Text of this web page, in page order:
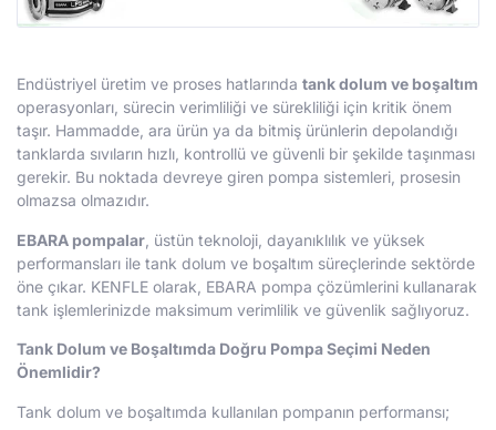
Endüstriyel üretim ve proses hatlarında tank dolum ve boşaltım
operasyonları, sürecin verimliliği ve sürekliliği için kritik önem
taşır. Hammadde, ara ürün ya da bitmiş ürünlerin depolandığı
tanklarda sıvıların hızlı, kontrollü ve güvenli bir şekilde taşınması
gerekir. Bu noktada devreye giren pompa sistemleri, prosesin
olmazsa olmazıdır.
EBARA pompalar , üstün teknoloji, dayanıklılık ve yüksek
performansları ile tank dolum ve boşaltım süreçlerinde sektörde
öne çıkar. KENFLE olarak, EBARA pompa çözümlerini kullanarak
tank işlemlerinizde maksimum verimlilik ve güvenlik sağlıyoruz.
Tank Dolum ve Boşaltımda Doğru Pompa Seçimi Neden
Önemlidir?
Tank dolum ve boşaltımda kullanılan pompanın performansı;